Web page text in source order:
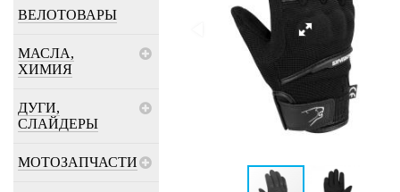
ВЕЛОТОВАРЫ
МАСЛА,
ХИМИЯ
ДУГИ,
СЛАЙДЕРЫ
МОТОЗАПЧАСТИ